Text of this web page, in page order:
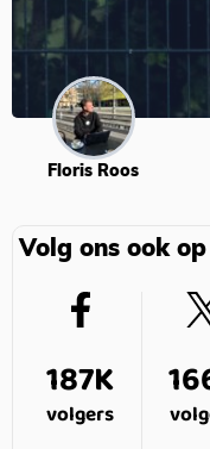
Floris Roos
Volg ons ook
187K
volgers